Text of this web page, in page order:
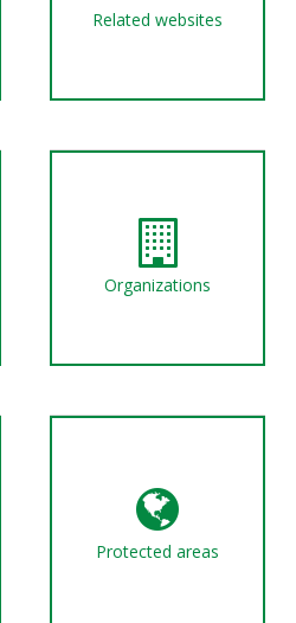
Related websites
Organizations
Protected areas